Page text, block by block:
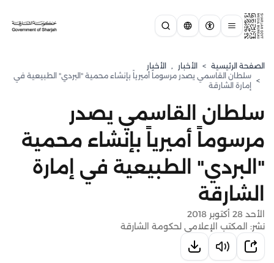
الصفحة الرئيسية > الأخبار , الأخبار
>
سلطان القاسمي يصدر مرسوماً أميرياً بإنشاء محمية "البردي" الطبيعية في
إمارة الشارقة
سلطان القاسمي يصدر
مرسوماً أميرياً بإنشاء محمية
"البردي" الطبيعية في إمارة
الشارقة
الأحد 28 أكتوبر 2018
نشر: المكتب الإعلامي لحكومة الشارقة